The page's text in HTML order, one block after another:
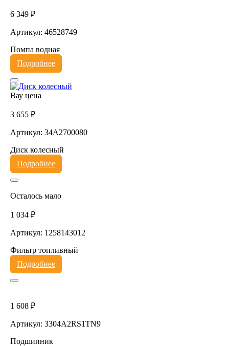
6 349 ₽
Артикул: 46528749
Помпа водная
Подробнее
Вау цена
3 655 ₽
Артикул: 34A2700080
Диск колесный
Подробнее
Осталось мало
1 034 ₽
Артикул: 1258143012
Фильтр топливный
Подробнее
1 608 ₽
Артикул: 3304A2RS1TN9
Подшипник